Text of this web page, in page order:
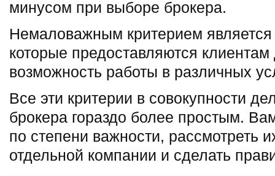
минусом при выборе брокера.
Немаловажным критерием
которые предоставляются клиентам
возможность работы в различных
Все эти критерии в совокупности
брокера гораздо более простым.
по степени важности, рассмотреть
отдельной компании и сделать